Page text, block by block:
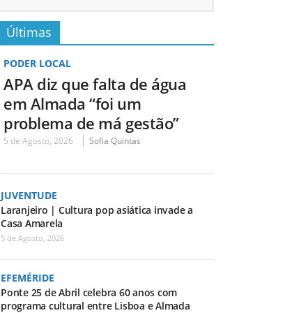
Últimas
PODER LOCAL
APA diz que falta de água
em Almada “foi um
problema de má gestão”
5 de Agosto, 2026 Sofia Quintas
JUVENTUDE
Laranjeiro | Cultura pop asiática invade a
Casa Amarela
5 de Agosto, 2026
EFEMÉRIDE
Ponte 25 de Abril celebra 60 anos com
programa cultural entre Lisboa e Almada